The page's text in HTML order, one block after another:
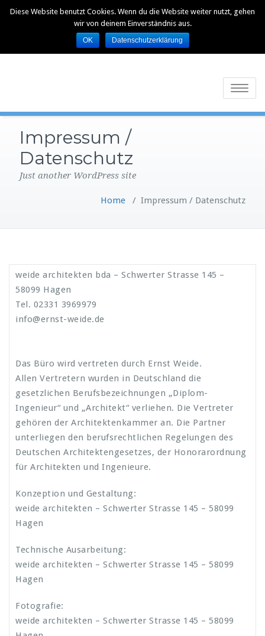
Toggle
Impressum /
Datenschutz
Just another WordPress site
Home / Impressum / Datenschutz
weide architekten bda – Schwerter Strasse 145 –
58099 Hagen
Tel. 02331 3969979
info@ernst-weide.de
Das Büro wird vertreten durch Ernst Weide.
Allen Vertretern wurden in Deutschland die
gesetzlichen Berufsbezeichnungen „Diplom-
Ingenieur“ und „Architekt“ verliehen. Die Vertreter
gehören der Architektenkammer an. Die Partner
unterliegen den berufsrechtlichen Regelungen des
Deutschen Architektengesetzes, der Honorarordnung
für Architekten und Ingenieure.
Konzeption und Gestaltung:
weide architekten – Schwerter Strasse 145 – 58099
Hagen
Technische Ausarbeitung:
weide architekten – Schwerter Strasse 145 – 58099
Hagen
Fotografie:
weide architekten – Schwerter Strasse 145 – 58099
Diese Website benutzt Cookies. Wenn du die Website weiter nutzt, gehen
wir von deinem Einverständnis aus.
OK Datenschutzerklärung